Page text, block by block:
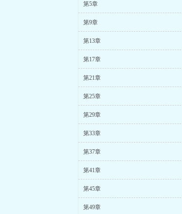
第5章
第9章
第13章
第17章
第21章
第25章
第29章
第33章
第37章
第41章
第45章
第49章